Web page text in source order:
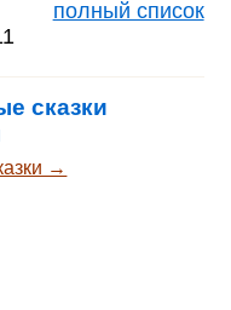
свою
слуге
лес
полный список
сказки
→